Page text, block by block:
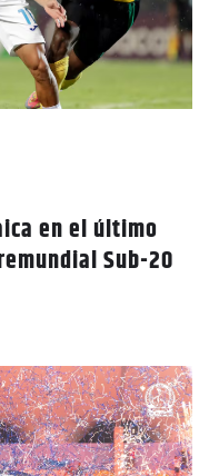
en el último
Sub-20